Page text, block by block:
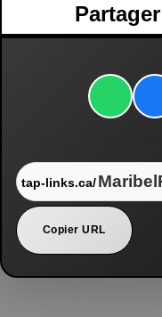
tap-links.ca/
Copier URL